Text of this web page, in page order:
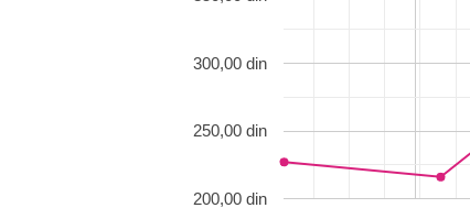
200,00 din
250,00 din
300,00 din